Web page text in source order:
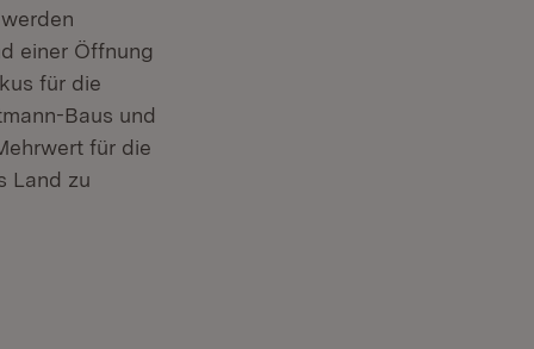
einer Öffnung
für die
Baus und
für die
Land zu